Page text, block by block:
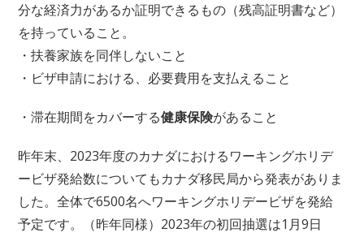
分な経済力があるか証明できるもの（残高証明書など）
を持っていること。
・扶養家族を同伴しないこと
・ビザ申請における、必要費用を支払えること
・滞在期間をカバーする健康保険があること
昨年末、2023年度のカナダにおけるワーキングホリデ
ービザ発給数についてもカナダ移民局から発表がありま
した。全体で6500名へワーキングホリデービザを発給
予定です。（昨年同様）2023年の初回抽選は1月9日